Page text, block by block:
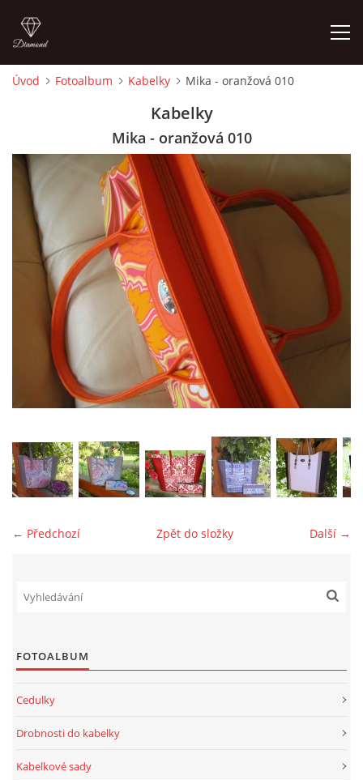
CEDULKY
MOJE POSLEDNÍ PRÁCE
jk-laguna@seznam.cz
© 2025 eStránky.cz
Úvod Fotoalbum Kabelky Mika - oranžová 010
Kabelky
Mika - oranžová 010
← Předchozí Další →
Zpět do složky
FOTOALBUM
Cedulky
Drobnosti do kabelky
Kabelkové sady